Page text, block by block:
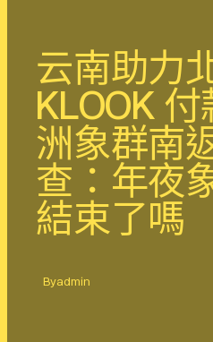
云南助力
KLOOK
洲象群南
查：年夜
結束了嗎
Byadmin